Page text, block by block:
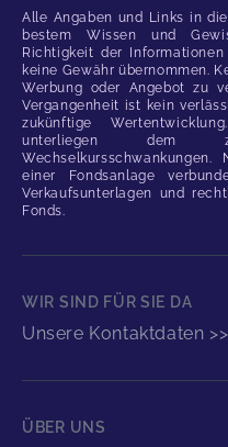
Alle Angaben und Links in
bestem Wissen und
Richtigkeit der
keine Gewähr übernommen.
Werbung oder Angebot zu
Vergangenheit ist kein
zukünftige
unterliegen dem
einer Fondsanlage
Verkaufsunterlagen und
Fonds.
WIR SIND FÜR SIE DA
Unsere Kontaktdaten
ÜBER UNS